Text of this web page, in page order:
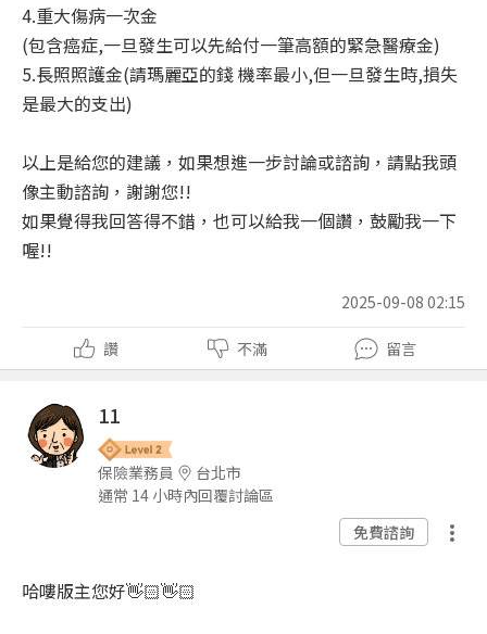
4.重大傷病一次金
(包含癌症,一旦發生可以先給付一筆高額的緊急醫療金)
5.長照照護金(請瑪麗亞的錢 機率最小,但一旦發生時,損失
是最大的支出)
以上是給您的建議，如果想進一步討論或諮詢，請點我頭
像主動諮詢，謝謝您!!
如果覺得我回答得不錯，也可以給我一個讚，鼓勵我一下
喔!!
2025-09-08 02:15
讚 不滿 留言
11
保險業務員
台北市
通常 14 小時內回覆討論區
免費諮詢
哈嘍版主您好👋🏻👋🏻